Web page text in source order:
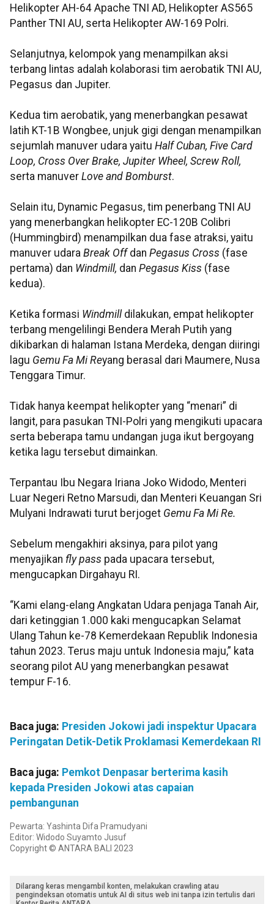
Helikopter AH-64 Apache TNI AD, Helikopter AS565
Panther TNI AU, serta Helikopter AW-169 Polri.
Selanjutnya, kelompok yang menampilkan aksi
terbang lintas adalah kolaborasi tim aerobatik TNI AU,
Pegasus dan Jupiter.
Kedua tim aerobatik, yang menerbangkan pesawat
latih KT-1B Wongbee, unjuk gigi dengan menampilkan
sejumlah manuver udara yaitu Half Cuban, Five Card
Loop, Cross Over Brake, Jupiter Wheel, Screw Roll,
serta manuver Love and Bomburst.
Selain itu, Dynamic Pegasus, tim penerbang TNI AU
yang menerbangkan helikopter EC-120B Colibri
(Hummingbird) menampilkan dua fase atraksi, yaitu
manuver udara Break Offdan Pegasus Cross (fase
pertama) dan Windmill, dan Pegasus Kiss (fase
kedua).
Ketika formasi Windmill dilakukan, empat helikopter
terbang mengelilingi Bendera Merah Putih yang
dikibarkan di halaman Istana Merdeka, dengan diiringi
lagu Gemu Fa Mi Reyang berasal dari Maumere, Nusa
Tenggara Timur.
Tidak hanya keempat helikopter yang “menari” di
langit, para pasukan TNI-Polri yang mengikuti upacara
serta beberapa tamu undangan juga ikut bergoyang
ketika lagu tersebut dimainkan.
Terpantau Ibu Negara Iriana Joko Widodo, Menteri
Luar Negeri Retno Marsudi, dan Menteri Keuangan Sri
Mulyani Indrawati turut berjoget Gemu Fa Mi Re.
Sebelum mengakhiri aksinya, para pilot yang
menyajikan fly pass pada upacara tersebut,
mengucapkan Dirgahayu RI.
“Kami elang-elang Angkatan Udara penjaga Tanah Air,
dari ketinggian 1.000 kaki mengucapkan Selamat
Ulang Tahun ke-78 Kemerdekaan Republik Indonesia
tahun 2023. Terus maju untuk Indonesia maju,” kata
seorang pilot AU yang menerbangkan pesawat
tempur F-16.
Baca juga: Presiden Jokowi jadi inspektur Upacara
Peringatan Detik-Detik Proklamasi Kemerdekaan RI
Baca juga: Pemkot Denpasar berterima kasih
kepada Presiden Jokowi atas capaian
pembangunan
Pewarta: Yashinta Difa Pramudyani
Editor: Widodo Suyamto Jusuf
Copyright © ANTARA BALI 2023
Dilarang keras mengambil konten, melakukan crawling atau
pengindeksan otomatis untuk AI di situs web ini tanpa izin tertulis dari